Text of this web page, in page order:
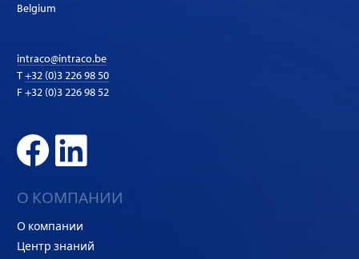
Belgium
intraco@intraco.be
T+32 (0)3 226 98 50
F +32 (0)3 226 98 52
О КОМПАНИИ
О компании
Центр знаний